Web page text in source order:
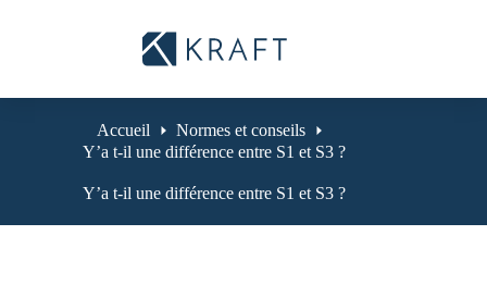
Accueil
Normes et conseils
Y’a t-il une différence entre S1 et S3 ?
Y’a t-il une différence entre S1 et S3 ?